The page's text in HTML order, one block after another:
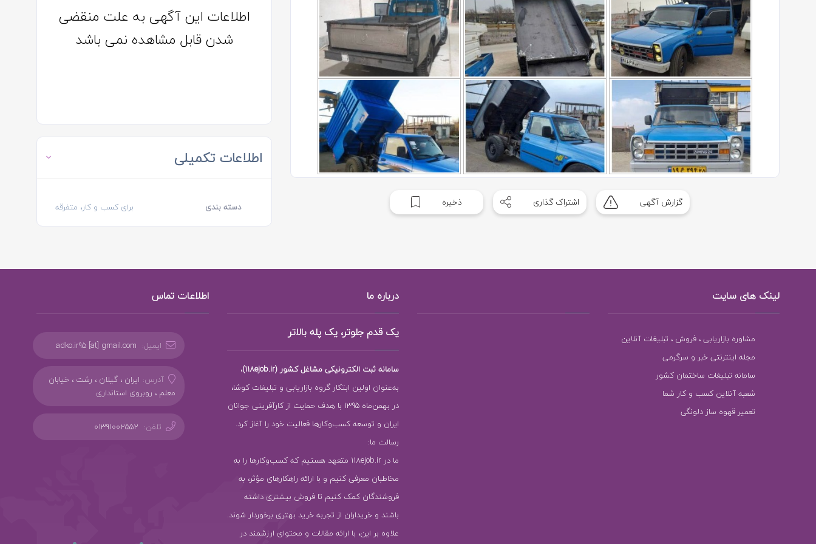
گزارش آگهی اشتراک گذاری ذخیره
اطلاعات این آگهی به علت منقضی
شدن قابل مشاهده نمی باشد
اطلاعات تکمیلی
دسته بندی برای کسب و کار، متفرقه
لینک های سایت
مشاوره بازاریابی ، فروش ، تبلیغات آنلاین
مجله اینترنتی خبر و سرگرمی
سامانه تبلیغات ساختمان کشور
شعبه آنلاین کسب و کار شما
تعمیر قهوه ساز دلونگی
درباره ما
یک قدم جلوتر، یک پله بالاتر
سامانه ثبت الکترونیکی مشاغل کشور (118ejob.ir)
،
به‌عنوان اولین ابتکار گروه بازاریابی و تبلیغات کوشا،
در بهمن‌ماه 1395 با هدف حمایت از کارآفرینی جوانان
ایران و توسعه کسب‌وکارها فعالیت خود را آغاز کرد.
رسالت ما:
ما در 118ejob.ir متعهد هستیم که کسب‌وکارها را به
مخاطبان معرفی کنیم و با ارائه راهکارهای مؤثر، به
فروشندگان کمک کنیم تا فروش بیشتری داشته
باشند و خریداران از تجربه خرید بهتری برخوردار شوند.
علاوه بر این، با ارائه مقالات و محتوای ارزشمند در
اطلاعات تماس
ایمیل: adko.ir95 [at] gmail.com
آدرس: ایران ، گیلان ، رشت ، خیابان
معلم ، روبروی استانداری
تلفن: 01391002552